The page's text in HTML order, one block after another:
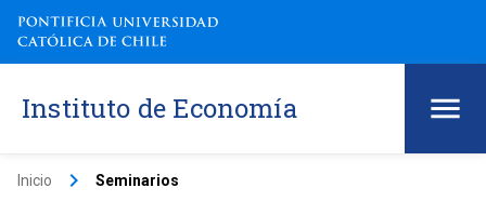
Instituto de Economía
Inicio keyboard_arrow_right Seminarios